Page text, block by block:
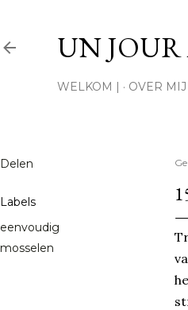
UN
WELKOM | OVER
Delen
Labels
eenvoudig
mosselen